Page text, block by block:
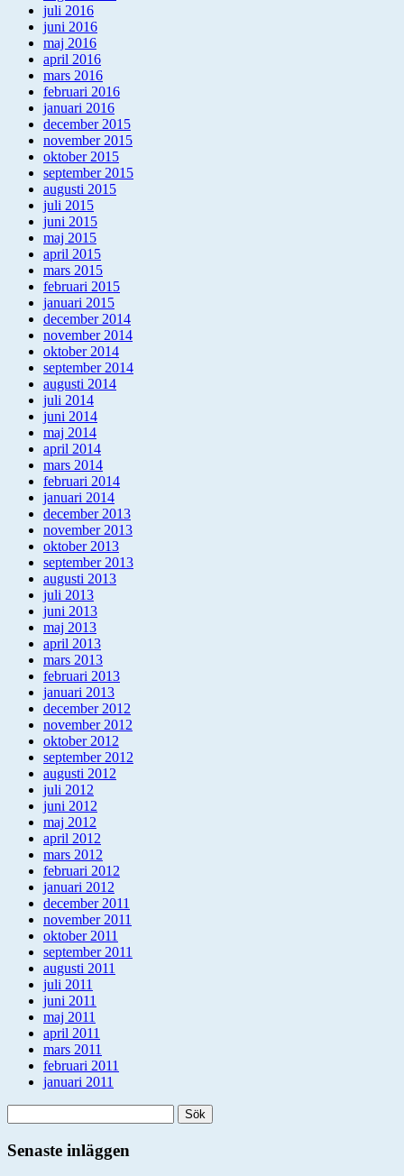
juli 2016
juni 2016
maj 2016
april 2016
mars 2016
februari 2016
januari 2016
december 2015
november 2015
oktober 2015
september 2015
augusti 2015
juli 2015
juni 2015
maj 2015
april 2015
mars 2015
februari 2015
januari 2015
december 2014
november 2014
oktober 2014
september 2014
augusti 2014
juli 2014
juni 2014
maj 2014
april 2014
mars 2014
februari 2014
januari 2014
december 2013
november 2013
oktober 2013
september 2013
augusti 2013
juli 2013
juni 2013
maj 2013
april 2013
mars 2013
februari 2013
januari 2013
december 2012
november 2012
oktober 2012
september 2012
augusti 2012
juli 2012
juni 2012
maj 2012
april 2012
mars 2012
februari 2012
januari 2012
december 2011
november 2011
oktober 2011
september 2011
augusti 2011
juli 2011
juni 2011
maj 2011
april 2011
mars 2011
februari 2011
januari 2011
efter:
Senaste inläggen